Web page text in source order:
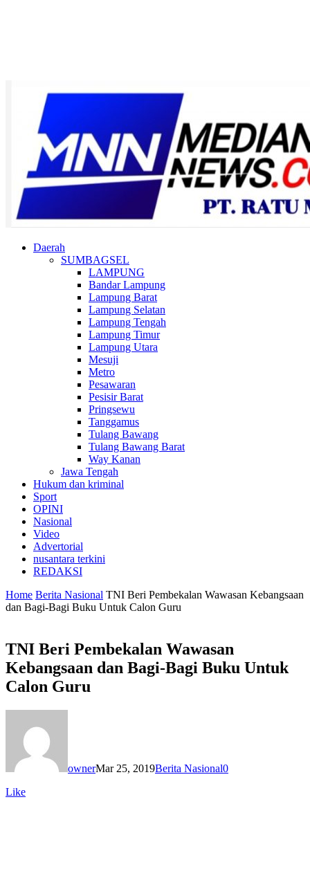
Daerah
SUMBAGSEL
LAMPUNG
Bandar Lampung
Lampung Barat
Lampung Selatan
Lampung Tengah
Lampung Timur
Lampung Utara
Mesuji
Metro
Pesawaran
Pesisir Barat
Pringsewu
Tanggamus
Tulang Bawang
Tulang Bawang Barat
Way Kanan
Jawa Tengah
Hukum dan kriminal
Sport
OPINI
Nasional
Video
Advertorial
nusantara terkini
REDAKSI
Home Berita Nasional TNI Beri Pembekalan Wawasan Kebangsaan
dan Bagi-Bagi Buku Untuk Calon Guru
TNI Beri Pembekalan Wawasan
Kebangsaan dan Bagi-Bagi Buku Untuk
Calon Guru
ownerMar 25, 2019Berita Nasional0
Like